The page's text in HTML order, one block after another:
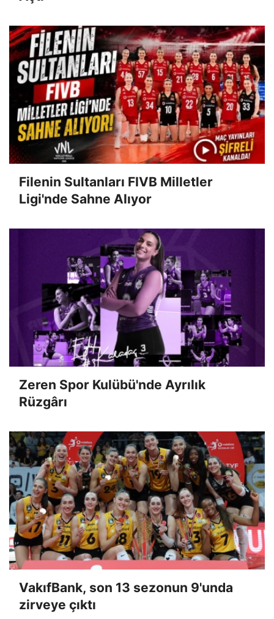
Filenin Sultanları FIVB Milletler
Ligi'nde Sahne Alıyor
Zeren Spor Kulübü'nde Ayrılık
Rüzgârı
VakıfBank, son 13 sezonun 9'unda
zirveye çıktı